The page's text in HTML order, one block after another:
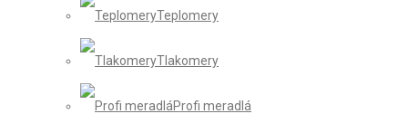
Teplomery
Tlakomery
Profi meradlá